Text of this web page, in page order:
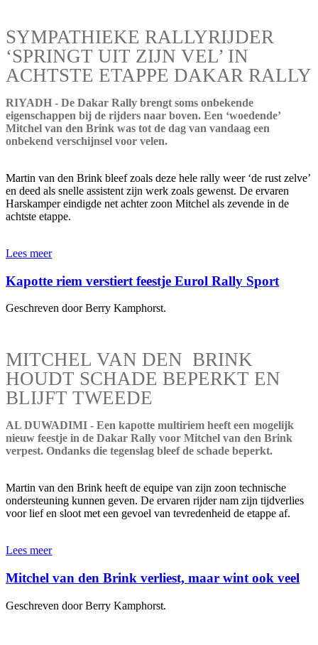
SYMPATHIEKE RALLYRIJDER
‘SPRINGT UIT ZIJN VEL’ IN
ACHTSTE ETAPPE DAKAR RALLY
RIYADH - De Dakar Rally brengt soms onbekende
eigenschappen bij de rijders naar boven. Een ‘woedende’
Mitchel van den Brink was tot de dag van vandaag een
onbekend verschijnsel voor velen.
Martin van den Brink bleef zoals deze hele rally weer ‘de rust zelve’
en deed als snelle assistent zijn werk zoals gewenst. De ervaren
Harskamper eindigde net achter zoon Mitchel als zevende in de
achtste etappe.
Lees meer
Kapotte riem verstiert feestje Eurol Rally Sport
Geschreven door Berry Kamphorst.
MITCHEL VAN DEN BRINK
HOUDT SCHADE BEPERKT EN
BLIJFT TWEEDE
AL DUWADIMI - Een kapotte multiriem heeft een mogelijk
nieuw feestje in de Dakar Rally voor Mitchel van den Brink
verpest. Ondanks die tegenslag bleef de schade beperkt.
Martin van den Brink heeft de equipe van zijn zoon technische
ondersteuning kunnen geven. De ervaren rijder nam zijn tijdverlies
voor lief en sloot met een gevoel van tevredenheid de etappe af.
Lees meer
Mitchel van den Brink verliest, maar wint ook veel
Geschreven door Berry Kamphorst.